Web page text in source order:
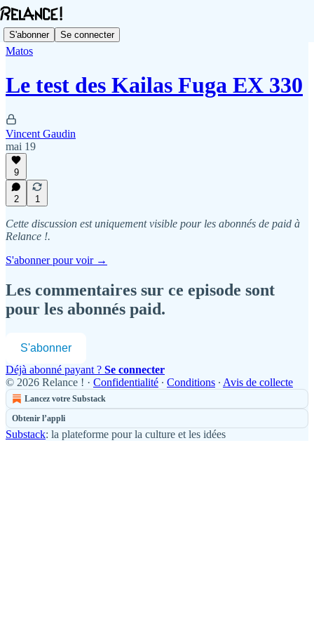
S'abonner Se connecter
Matos
Le test des Kailas Fuga EX 330
Vincent Gaudin
mai 19
9
2 1
Cette discussion est uniquement visible pour les abonnés de paid à
Relance !.
S'abonner pour voir →
Les commentaires sur ce episode sont
pour les abonnés paid.
S'abonner
Déjà abonné payant ? Se connecter
© 2026 Relance ! · Confidentialité ∙ Conditions ∙ Avis de collecte
Lancez votre Substack
Obtenir l’appli
Substack: la plateforme pour la culture et les idées